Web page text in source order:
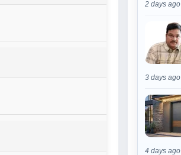
2 days ago
3 days ago
4 days ago